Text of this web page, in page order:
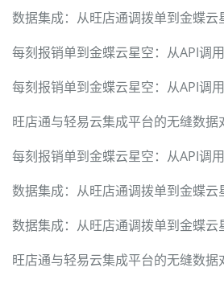
数据集成：从旺店通调拨单到金蝶云
每刻报销单到金蝶云星空：从API调
每刻报销单到金蝶云星空：从API调
旺店通与轻易云集成平台的无缝数据
每刻报销单到金蝶云星空：从API调
数据集成：从旺店通调拨单到金蝶云
数据集成：从旺店通调拨单到金蝶云
旺店通与轻易云集成平台的无缝数据